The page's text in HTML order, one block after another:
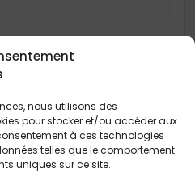
nous utilisons des
pour stocker et/ou accéder aux
à ces technologies
telles que le comportement
uniques sur ce site.